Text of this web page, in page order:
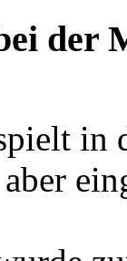
der
in